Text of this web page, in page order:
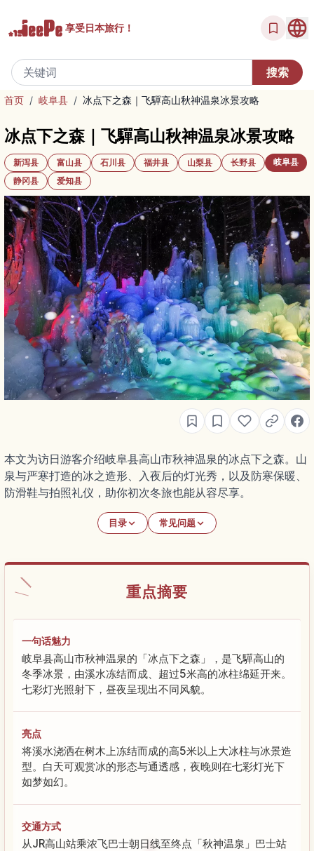
享受日本旅行！
首页 / 岐阜县 / 冰点下之森｜飞驒高山秋神温泉冰景攻略
冰点下之森｜飞驒高山秋神温泉冰景攻略
新泻县 富山县 石川县 福井县 山梨县 长野县
岐阜县
静冈县
爱知县
本文为访日游客介绍岐阜县高山市秋神温泉的冰点下之森。山
泉与严寒打造的冰之造形、入夜后的灯光秀，以及防寒保暖、
防滑鞋与拍照礼仪，助你初次冬旅也能从容尽享。
目录 常见问题
重点摘要
一句话魅力
岐阜县高山市秋神温泉的「冰点下之森」，是飞驒高山的
冬季冰景，由溪水冻结而成、超过5米高的冰柱绵延开来。
七彩灯光照射下，昼夜呈现出不同风貌。
亮点
将溪水浇洒在树木上冻结而成的高5米以上大冰柱与冰景造
型。白天可观赏冰的形态与通透感，夜晚则在七彩灯光下
如梦如幻。
交通方式
从JR高山站乘浓飞巴士朝日线至终点「秋神温泉」巴士站